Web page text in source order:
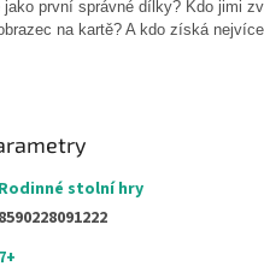
první správné dílky? Kdo jimi
na kartě? A kdo získá
Rodinné stolní hry
8590228091222
7+